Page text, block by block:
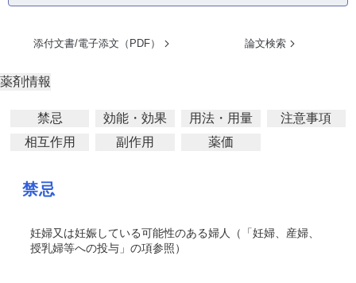
添付文書/電子添文（PDF） 論文検索
薬剤情報
禁忌 効能・効果 用法・用量
注意事項
相互作用
副作用 薬価
禁忌
妊婦又は妊娠している可能性のある婦人（「妊婦、産婦、
授乳婦等への投与」の項参照）